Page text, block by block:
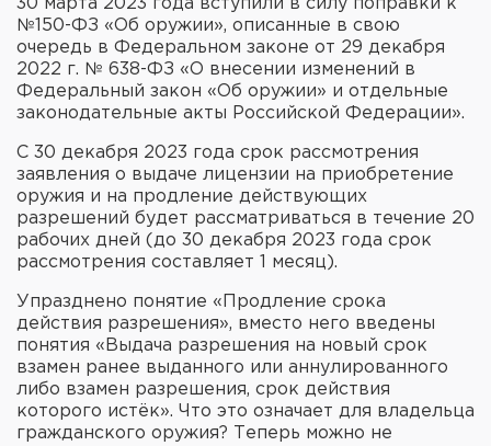
30 марта 2023 года вступили в силу поправки к
№150-ФЗ «Об оружии», описанные в свою
очередь в Федеральном законе от 29 декабря
2022 г. № 638-ФЗ «О внесении изменений в
Федеральный закон «Об оружии» и отдельные
законодательные акты Российской Федерации».
С 30 декабря 2023 года срок рассмотрения
заявления о выдаче лицензии на приобретение
оружия и на продление действующих
разрешений будет рассматриваться в течение 20
рабочих дней (до 30 декабря 2023 года срок
рассмотрения составляет 1 месяц).
Упразднено понятие «Продление срока
действия разрешения», вместо него введены
понятия «Выдача разрешения на новый срок
взамен ранее выданного или аннулированного
либо взамен разрешения, срок действия
которого истёк». Что это означает для владельца
гражданского оружия? Теперь можно не